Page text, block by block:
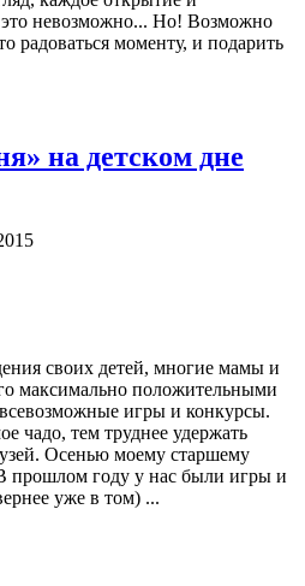
невозможно... Но! Возможно
радоваться моменту, и подарить
на детском дне
своих детей, многие мамы и
максимально положительными
игры и конкурсы.
чадо, тем труднее удержать
Осенью моему старшему
прошлом году у нас были игры и
уже в том) ...